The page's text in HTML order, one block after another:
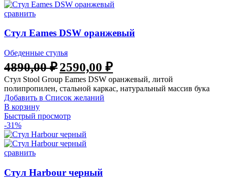
сравнить
Стул Eames DSW оранжевый
Обеденные стулья
4890,00₽ Первоначальная
цена
составляла
4890,00 ₽.
2590,00 ₽Текущая
цена:
2590,00 ₽.
Стул Stool Group Eames DSW оранжевый, литой
полипропилен, стальной каркас, натуральный массив бука
Добавить в Список желаний
В корзину
Быстрый просмотр
-31%
сравнить
Стул Harbour черный